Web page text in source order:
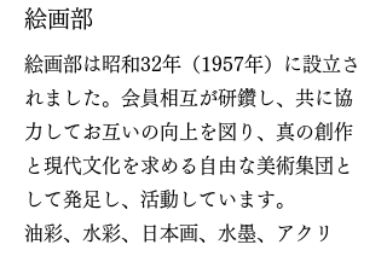
絵画部
絵画部は昭和32年（1957年）に設立さ
れました。会員相互が研鑽し、共に協
力してお互いの向上を図り、真の創作
と現代文化を求める自由な美術集団と
して発足し、活動しています。
油彩、水彩、日本画、水墨、アクリ